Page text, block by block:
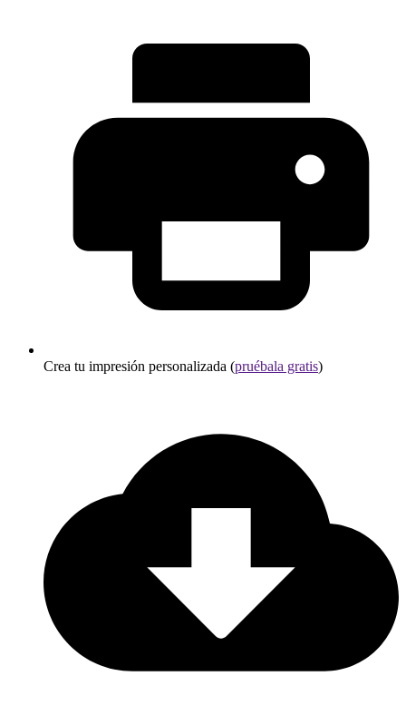
Crea tu impresión personalizada (pruébala gratis)